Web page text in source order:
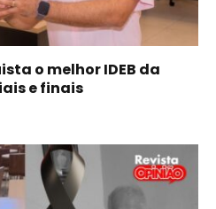
o melhor IDEB da
e finais